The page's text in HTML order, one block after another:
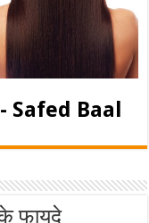
Safed Baal
फायदे